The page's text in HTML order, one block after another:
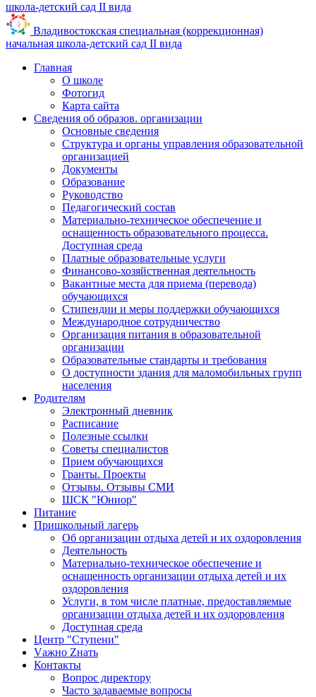
Владивостокская специальная (коррекционная)
начальная школа-детский сад II вида
Главная
О школе
Фотогид
Карта сайта
Сведения об образов. организации
Основные сведения
Структура и органы управления образовательной
организацией
Документы
Образование
Руководство
Педагогический состав
Материально-техническое обеспечение и
оснащенность образовательного процесса.
Доступная среда
Платные образовательные услуги
Финансово-хозяйственная деятельность
Вакантные места для приема (перевода)
обучающихся
Стипендии и меры поддержки обучающихся
Международное сотрудничество
Организация питания в образовательной
организации
Образовательные стандарты и требования
О доступности здания для маломобильных групп
населения
Родителям
Электронный дневник
Расписание
Полезные ссылки
Советы специалистов
Прием обучающихся
Гранты. Проекты
Отзывы. Отзывы СМИ
ШСК "Юниор"
Питание
Пришкольный лагерь
Об организации отдыха детей и их оздоровления
Деятельность
Материально-техническое обеспечение и
оснащенность организации отдыха детей и их
оздоровления
Услуги, в том числе платные, предоставляемые
организации отдыха детей и их оздоровления
Доступная среда
Центр "Ступени"
Vажно Zнать
Контакты
Вопрос директору
Часто задаваемые вопросы